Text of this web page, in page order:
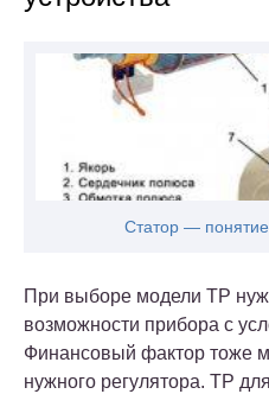
Статор —
При выборе модели ТР
возможности прибора с
Финансовый фактор тоже
нужного регулятора. ТР